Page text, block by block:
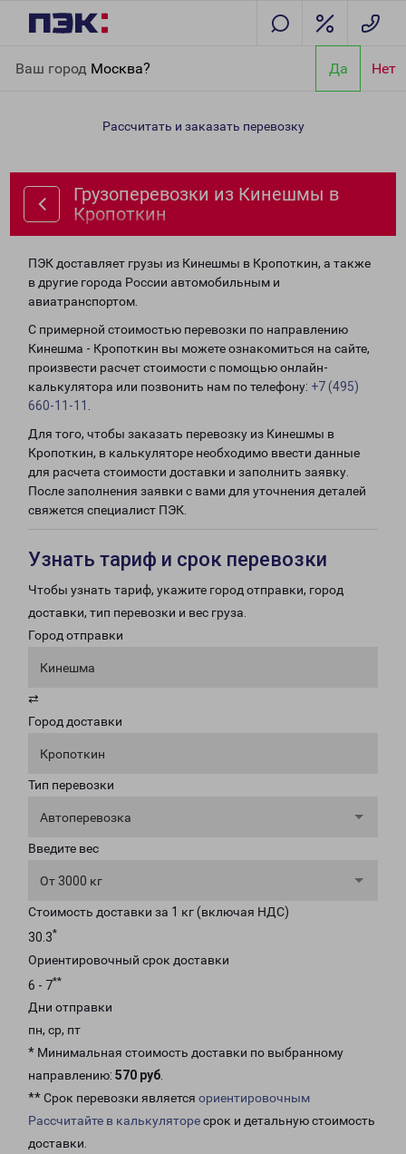
Ваш город Москва? Да Нет
Кропоткин
Рассчитать и заказать перевозку
Грузоперевозки из Кинешмы в
Кропоткин
ПЭК доставляет грузы из Кинешмы в Кропоткин, а также
в другие города России автомобильным и
авиатранспортом.
С примерной стоимостью перевозки по направлению
Кинешма - Кропоткин вы можете ознакомиться на сайте,
произвести расчет стоимости с помощью онлайн-
калькулятора или позвонить нам по телефону: +7 (495)
660-11-11
Для того, чтобы заказать перевозку из Кинешмы в
Кропоткин, в калькуляторе необходимо ввести данные
для расчета стоимости доставки и заполнить заявку.
После заполнения заявки с вами для уточнения деталей
свяжется специалист ПЭК.
Узнать тариф и срок перевозки
Чтобы узнать тариф, укажите город отправки, город
доставки, тип перевозки и вес груза.
Город отправки
Кинешма
⇄
Город доставки
Кропоткин
Тип перевозки
Автоперевозка
Введите вес
От 3000 кг
Стоимость доставки за 1 кг (включая НДС)
30.3*
Ориентировочный срок доставки
6 - 7**
Дни отправки
пн, ср, пт
* Минимальная стоимость доставки по выбранному
направлению: 570 руб.
** Срок перевозки является ориентировочным
Рассчитайте в калькуляторесрок и детальную стоимость
доставки.